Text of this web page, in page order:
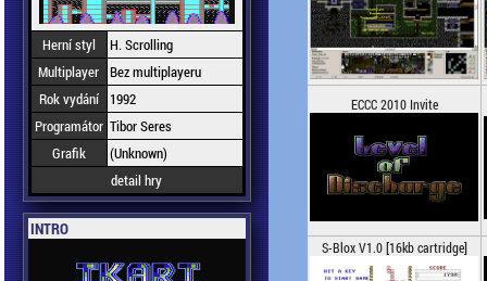
Herní styl
H. Scrolling
Multiplayer Bez multiplayeru
Rok vydání
1992
Programátor Tibor Seres
Grafik
(Unknown)
detail hry
INTRO
ECCC 2010 Invite
S-Blox V1.0 [16kb cartridge]